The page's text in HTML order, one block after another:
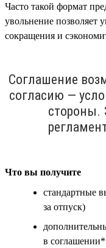
Часто такой формат
увольнение позволяет
сокращения и
Соглашение
согласию —
стороны.
Что вы получите
стандартные
за отпуск)
в соглашении*